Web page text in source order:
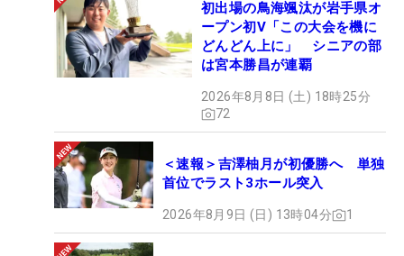
初出場の鳥海颯汰が岩手県オ
ープン初V「この大会を機に
どんどん上に」 シニアの部
は宮本勝昌が連覇
2026年8月8日 (土) 18時25分
72
＜速報＞吉澤柚月が初優勝へ 単独
首位でラスト3ホール突入
2026年8月9日 (日) 13時04分 1